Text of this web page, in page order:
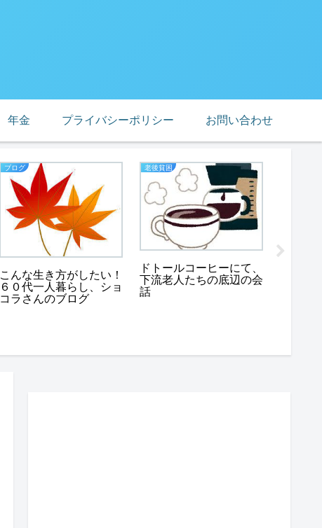
年金 プライバシーポリシー お問い合わせ
ブログ
こんな生き方がしたい！
６０代一人暮らし、ショ
コラさんのブログ
老後貧困
ドトールコーヒーにて、
下流老人たちの底辺の会
話
はじめ